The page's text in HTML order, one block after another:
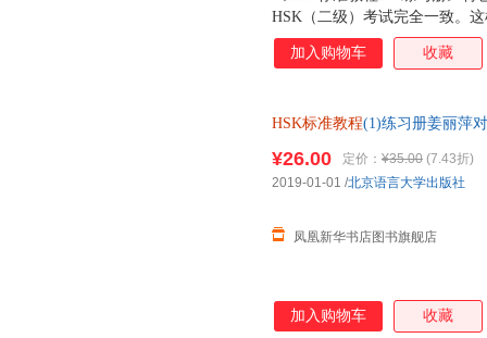
HSK（二级）考试完全一致。
以让学习者在平日学习中接触
悉真题题型。每课听力和阅读
2.语音。这部分多以听辨的形
者课堂上完成都可以，时间也
体字的书写方式，学习者可以
加入购物车 收藏
HSK标准教程(1)练习册姜丽萍
¥26.00 定价： ¥35.00 (7.43折)
凤凰新华书店图书旗舰店
2019-01-01 /北京语言大学出版社
加入购物车 收藏